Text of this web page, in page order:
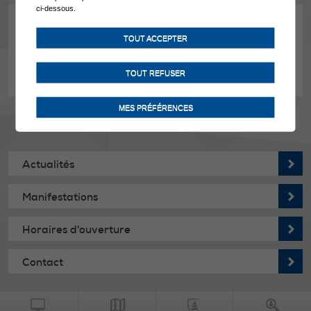
En savoir plus
Constructions - Aménagement du territoire
Actualités
Manifestations
Horaires d'ouverture
Contact
ci-dessous.
TOUT ACCEPTER
TOUT REFUSER
MES PRÉFÉRENCES